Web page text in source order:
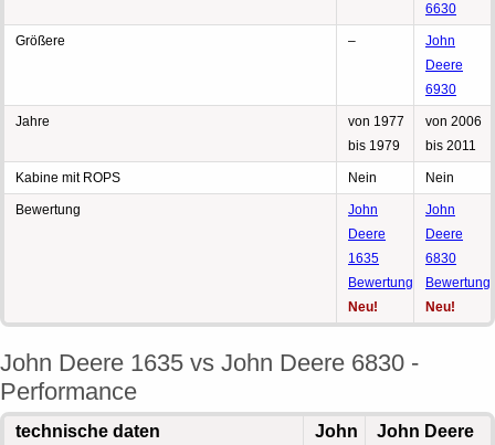
6630
Größere –
John
Deere
6930
Jahre
von 1977
bis 1979
von 2006
bis 2011
Kabine mit ROPS Nein Nein
Bewertung
John
Deere
1635
Bewertung
Neu!
John
Deere
6830
Bewertung
Neu!
John Deere 1635 vs John Deere 6830 -
Performance
technische daten
John
John Deere